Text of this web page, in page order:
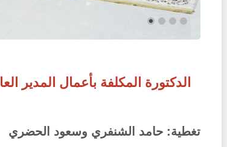
الدكتورة المكلفة بأعمال المدير
تغطية: حامد الشنفري وسعود الحضري